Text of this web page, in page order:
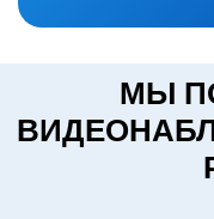
МЫ